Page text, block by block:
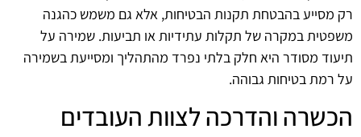
רק מסייע בהבטחת תקנות הבטיחות, אלא גם משמש כהגנה
משפטית במקרה של תקלות עתידיות או תביעות. שמירה על
תיעוד מסודר היא חלק בלתי נפרד מהתהליך ומסייעת בשמירה
על רמת בטיחות גבוהה.
הכשרה והדרכה לצוות העובדים